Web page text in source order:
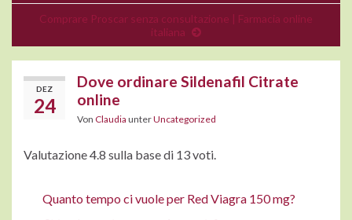
Comprare Proscar senza consultazione | Farmacia online
italiana
DEZ
24
Dove ordinare Sildenafil Citrate
online
Von Claudia unterUncategorized
Valutazione4.8 sulla base di 13voti.
Quanto tempo ci vuole per Red Viagra 150 mg?